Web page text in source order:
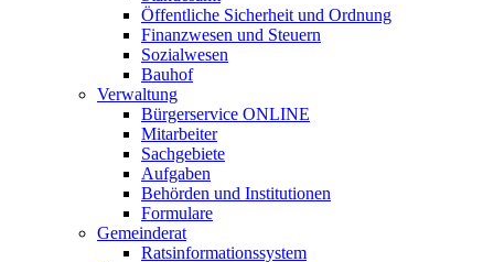
Öffentliche Sicherheit und Ordnung
Finanzwesen und Steuern
Sozialwesen
Bauhof
Verwaltung
Bürgerservice ONLINE
Mitarbeiter
Sachgebiete
Aufgaben
Behörden und Institutionen
Formulare
Gemeinderat
Ratsinformationssystem